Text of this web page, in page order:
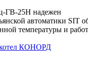
ГВ-25H надежен
автоматики SIT
температуры и
котел КОНОРД